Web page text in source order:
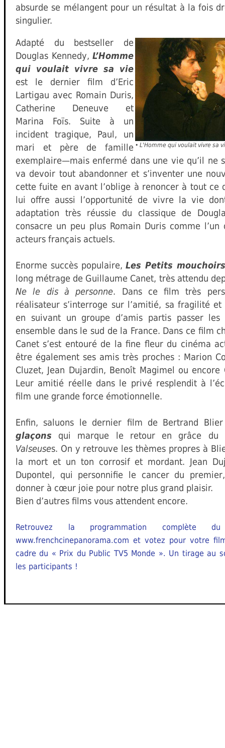
absurde se mélangent pour un résultat à la fois
singulier.
• L'Homme qui voulait vivre sa
Adapté du bestseller de
Douglas Kennedy, L’Homme
qui voulait vivre sa vie
est le dernier film d’Eric
Lartigau avec Romain Duris,
Catherine Deneuve et
Marina Foïs. Suite à un
incident tragique, Paul, un
mari et père de famille
exemplaire—mais enfermé dans une vie qu’il ne
va devoir tout abandonner et s’inventer une
cette fuite en avant l’oblige à renoncer à tout ce
lui offre aussi l’opportunité de vivre la vie
adaptation très réussie du classique de
consacre un peu plus Romain Duris comme l’un
acteurs français actuels.
Enorme succès populaire,Les Petits mouchoirs
long métrage de Guillaume Canet, très attendu
Ne le dis à personne. Dans ce film très
réalisateur s’interroge sur l’amitié, sa fragilité
en suivant un groupe d’amis partis passer les
ensemble dans le sud de la France. Dans ce film
Canet s’est entouré de la fine fleur du cinéma
être également ses amis très proches : Marion
Cluzet, Jean Dujardin, Benoît Magimel ou encore
Leur amitié réelle dans le privé resplendit à
film une grande force émotionnelle.
Enfin, saluons le dernier film de Bertrand
glaçons qui marque le retour en grâce du
Valseuses. On y retrouve les thèmes propres à
la mort et un ton corrosif et mordant. Jean
Dupontel, qui personnifie le cancer du
donner à cœur joie pour notre plus grand plaisir.
Bien d’autres films vous attendent encore.
Retrouvez la programmation complète
www.frenchcinepanorama.com et votez pour votre
cadre du « Prix du Public TV5 Monde ». Un tirage au
les participants !